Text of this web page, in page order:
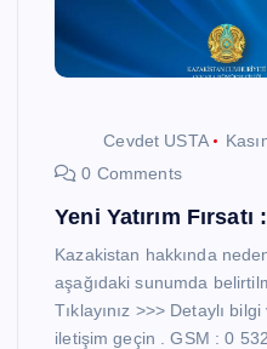
Cevdet USTA
0 Comments
Yeni Yatırım
Kazakistan hakkında
aşağıdaki sunumda
Tıklayınız >>> Detaylı
iletişim geçin . GSM : 0